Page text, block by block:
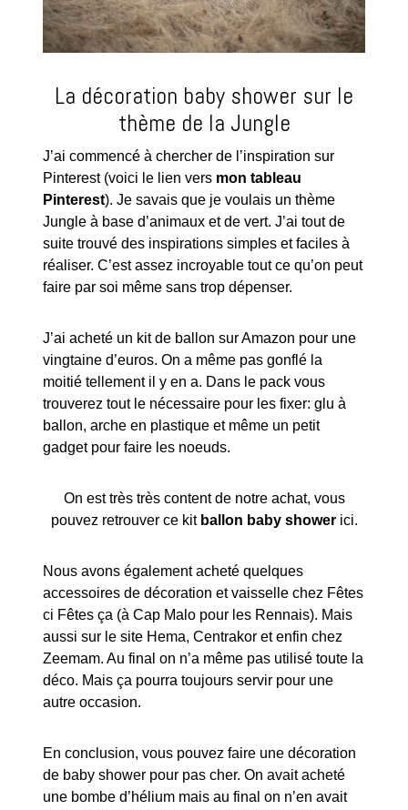
La décoration baby shower sur le
thème de la Jungle
J’ai commencé à chercher de l’inspiration sur
Pinterest (voici le lien vers mon tableau
Pinterest). Je savais que je voulais un thème
Jungle à base d’animaux et de vert. J’ai tout de
suite trouvé des inspirations simples et faciles à
réaliser. C’est assez incroyable tout ce qu’on peut
faire par soi même sans trop dépenser.
J’ai acheté un kit de ballon sur Amazon pour une
vingtaine d’euros. On a même pas gonflé la
moitié tellement il y en a. Dans le pack vous
trouverez tout le nécessaire pour les fixer: glu à
ballon, arche en plastique et même un petit
gadget pour faire les noeuds.
On est très très content de notre achat, vous
pouvez retrouver ce kit ballon baby showerici.
Nous avons également acheté quelques
accessoires de décoration et vaisselle chez Fêtes
ci Fêtes ça (à Cap Malo pour les Rennais). Mais
aussi sur le site Hema, Centrakor et enfin chez
Zeemam. Au final on n’a même pas utilisé toute la
déco. Mais ça pourra toujours servir pour une
autre occasion.
En conclusion, vous pouvez faire une décoration
de baby shower pour pas cher. On avait acheté
une bombe d’hélium mais au final on n’en avait